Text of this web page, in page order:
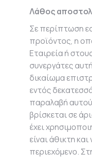
Λάθος
Σε περίπτωση
προϊόντος, η
Εταιρεία ή
συνεργάτες
δικαίωμα
εντός
παραλαβή
βρίσκεται σε
έχει
είναι άθικτη
περιεχόμενο.